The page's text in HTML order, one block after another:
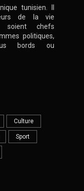
tunisien. Il
de la vie
soient chefs
politiques,
bords ou
Culture
Sport